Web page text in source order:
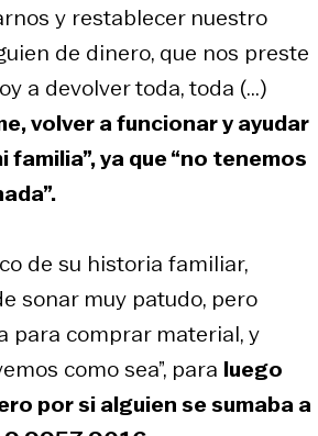
y restablecer nuestro
de dinero, que nos preste
a devolver toda, toda (...)
volver a funcionar y ayudar
familia”, ya que “no tenemos
de su historia familiar,
sonar muy patudo, pero
para comprar material, y
como sea”, para luego
por si alguien se sumaba a